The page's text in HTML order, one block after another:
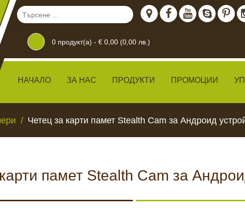
0продукт(а) - € 0,00 (0,00 лв.)
НАЧАЛО ЗА НАС ПРОДУКТИ ПРОМОЦИИ
НА ЖИВО
КАМЕРИ ЗА
Четец за карти памет Stealth Cam за Андроид
памет Stealth Cam за